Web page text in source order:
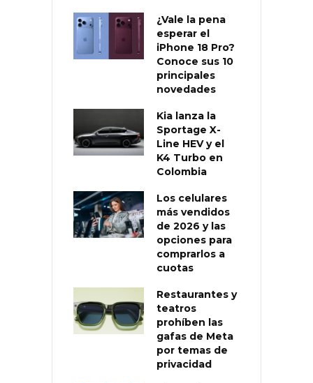
¿Vale la pena
esperar el
iPhone 18 Pro?
Conoce sus 10
principales
novedades
Kia lanza la
Sportage X-
Line HEV y el
K4 Turbo en
Colombia
Los celulares
más vendidos
de 2026 y las
opciones para
comprarlos a
cuotas
Restaurantes y
teatros
prohíben las
gafas de Meta
por temas de
privacidad